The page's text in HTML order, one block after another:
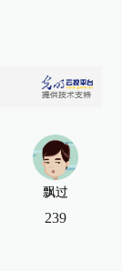
飘过
239